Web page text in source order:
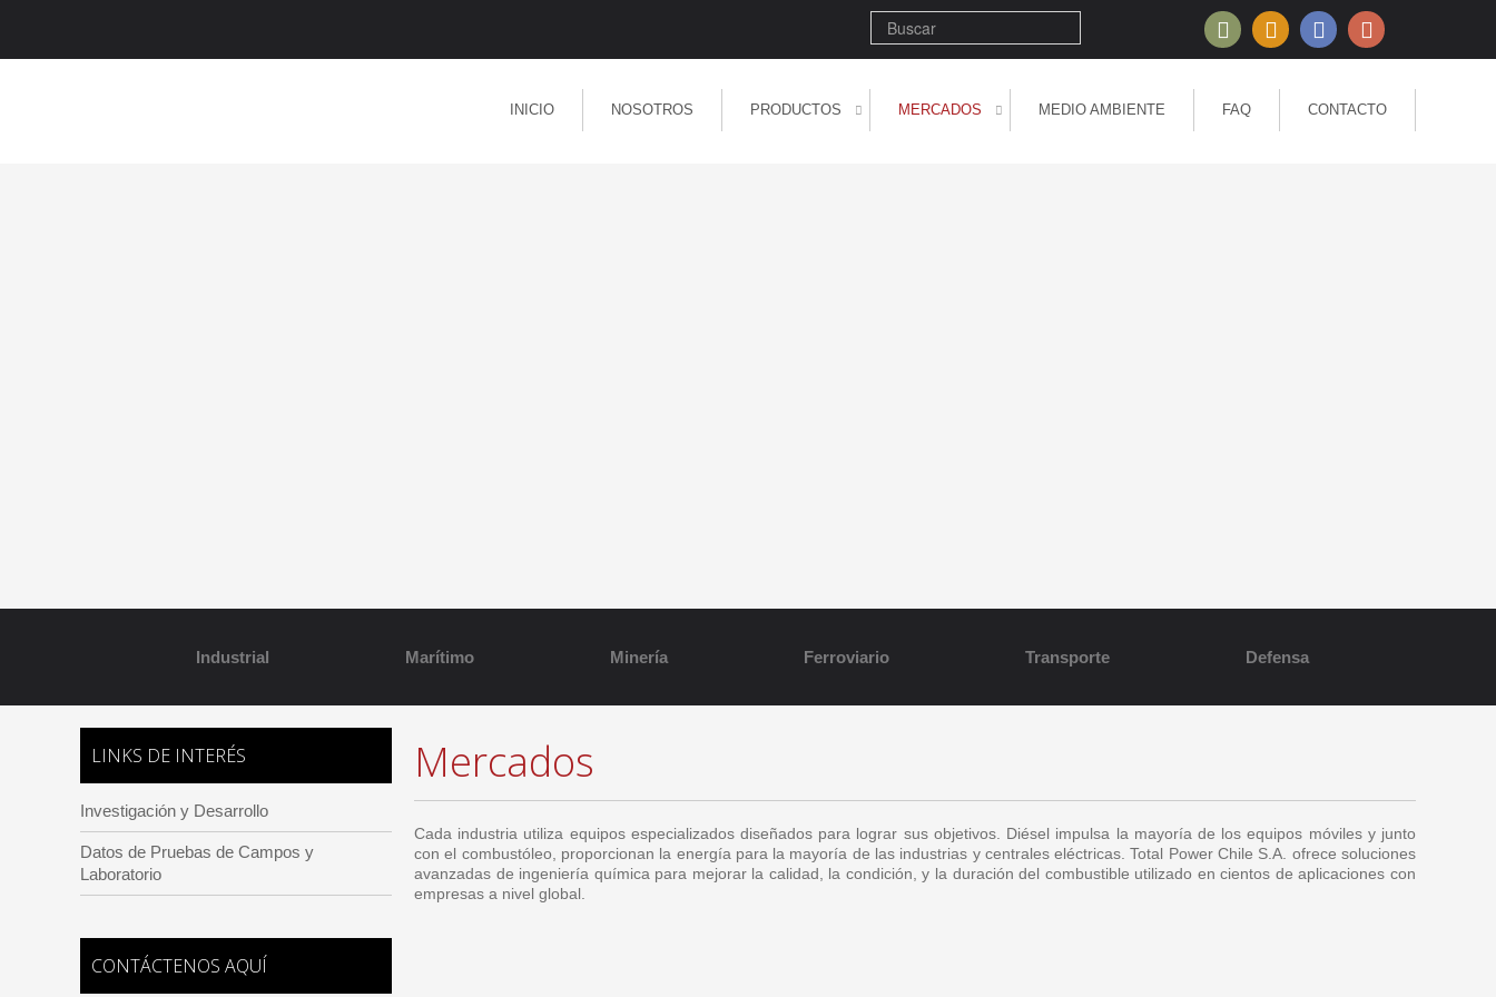
Buscar
INICIO NOSOTROS PRODUCTOS MERCADOS MEDIO AMBIENTE FAQ CONTACTO
Industrial Marítimo Minería Ferroviario Transporte Defensa
Mercados
Cada industria utiliza equipos especializados diseñados para lograr sus objetivos. Diésel impulsa la mayoría de los equipos móviles y junto
con el combustóleo, proporcionan la energía para la mayoría de las industrias y centrales eléctricas. Total Power Chile S.A. ofrece soluciones
avanzadas de ingeniería química para mejorar la calidad, la condición, y la duración del combustible utilizado en cientos de aplicaciones con
empresas a nivel global.
LINKS DE INTERÉS
Investigación y Desarrollo
Datos de Pruebas de Campos y
Laboratorio
CONTÁCTENOS AQUÍ